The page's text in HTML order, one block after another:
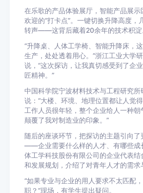
在乐歌的产品体验展厅，智能产品展示
欢迎的“打卡点”。一键切换升降高度，
转声——这背后藏着20余年的技术积淀
“升降桌、人体工学椅、智能升降床，
生产，处处透着用心。”浙江工业大学
说，“这次探访，让我真切感受到了企
匠精神。”
中国科学院宁波材料技术与工程研究所
说：“大楼、环境、地理位置都让人觉得
工作人员很年轻，整个企业给人一种朝
颠覆了我对制造业的印象。”
随后的座谈环节，把探访的主题引向了
——企业需要什么样的人才、有哪些成
体工学科技股份有限公司的企业代表结
和发展规划，介绍了对青年人才的需求
“如果专业与企业的用人要求不太匹配
职？”现场，有学生提出疑问。